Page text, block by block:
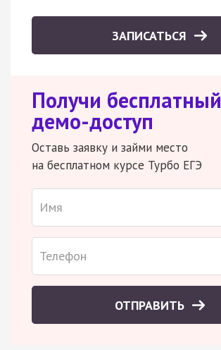
ЗАПИСАТЬСЯ
Получи бесплатный
демо-доступ
Оставь заявку и займи место
на бесплатном курсе Турбо ЕГЭ
ОТПРАВИТЬ